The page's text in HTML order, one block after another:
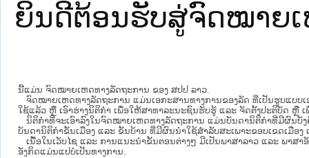
ຍິນດີຕ້ອນຮັບສູ່ຈົດໝາຍເ
ນີ້ແມ່ນ ຈົດໝາຍເຫດທາງລັດຖະການ ຂອງ ສປປ ລາວ.
ຈົດໝາຍເຫດທາງລັດຖະການ ແມ່ນ​ເອ​ກະ​ສານ​ທາງ​ການ​ຂອງ​ລັດ ທີ່​ເປັນ​ຮູບ​ແບບ​
ໃຊ້ແລ້ວ ຫຼື ເອົາຮ່າງນິຕິກໍາ ເພື່ອໃຫ້​ສາ​ທາ​ລະ​ນະ​ຊົນ​ຮັບ​ຮູ້ ແລະ ຈັດ​ຕັ້ງ​ປະ​ຕິ​ບັດ ຫຼື
ນິ​ຕິ​ກຳ​ທີ່​ຈະ​ເອົາ​ລົງ​ໃນ​ຈົດ​ໝາຍ​ເຫດ​ທາງ​ລັດ​ຖະ​ການ ​ແມ່ນ​ບັນ​ດາ​ນິ​ຕິ​ກຳ​ທີ່​ມີ​ຜົນ​ບັ
ບັນ​ດານິ​ຕິ​ກຳ​ຂັ້ນ​ເມືອງ ແລະ ຂັ້ນ​ບ້ານ ​ທີ່​ມີ​ຜົນ​ນຳ​ໃຊ້​ສຳ​ລັບ​ສະ​ເພາະ​ຂອບ​ເຂດ​ເມືອງ
ເນື້ອໃນ​ເວັບ​ໄຊ​ ແລະ ການແນະນໍາຂັ້ນຕອນຕ່າງໆ ມີເປັນພາສາລາວ ແລະ ພາສ
ອັງກິດແມ່ນແປບໍ່ເປັນທາງການ.